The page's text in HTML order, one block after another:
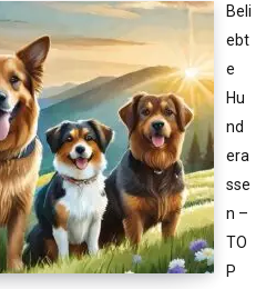
Beli
ebt
e
Hu
nd
era
sse
n –
TO
P